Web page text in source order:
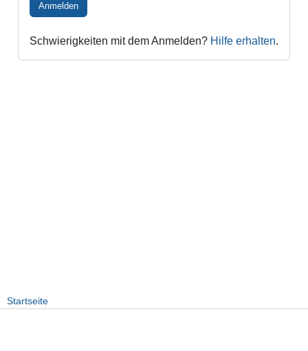
Anmelden
Schwierigkeiten mit dem Anmelden? Hilfe erhalten.
Startseite